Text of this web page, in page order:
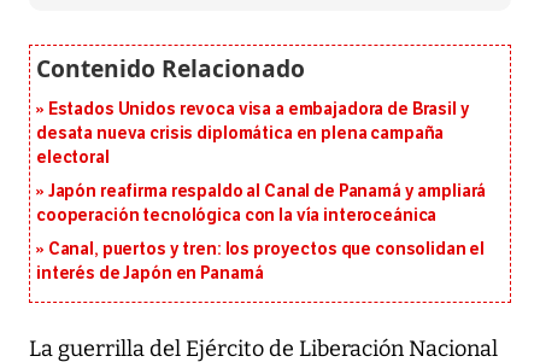
Estados Unidos revoca visa a embajadora de Brasil y
desata nueva crisis diplomática en plena campaña
electoral
Japón reafirma respaldo al Canal de Panamá y ampliará
cooperación tecnológica con la vía interoceánica
Canal, puertos y tren: los proyectos que consolidan el
interés de Japón en Panamá
La guerrilla del Ejército de Liberación Nacional